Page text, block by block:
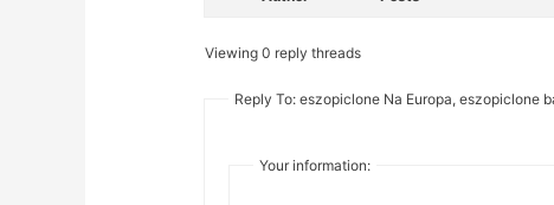
Viewing 0 reply threads
Reply To: eszopiclone Na Europa, eszopiclone
Your information: